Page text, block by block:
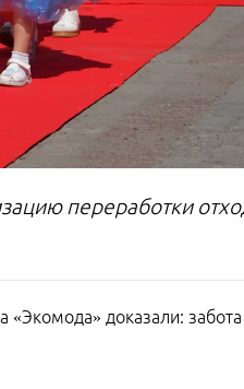
переработки
«Экомода» доказали: